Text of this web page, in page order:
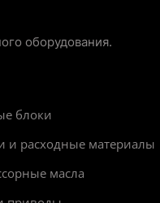
оборудования.
блоки
и расходные материалы
масла